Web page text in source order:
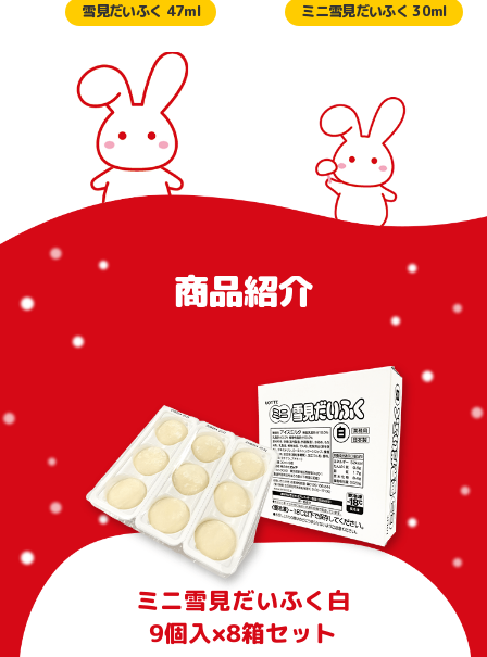
雪見だいふく 47ml ミニ雪見だいふく 30ml
商品紹介
ミニ雪見だいふく白
9個入×8箱セット